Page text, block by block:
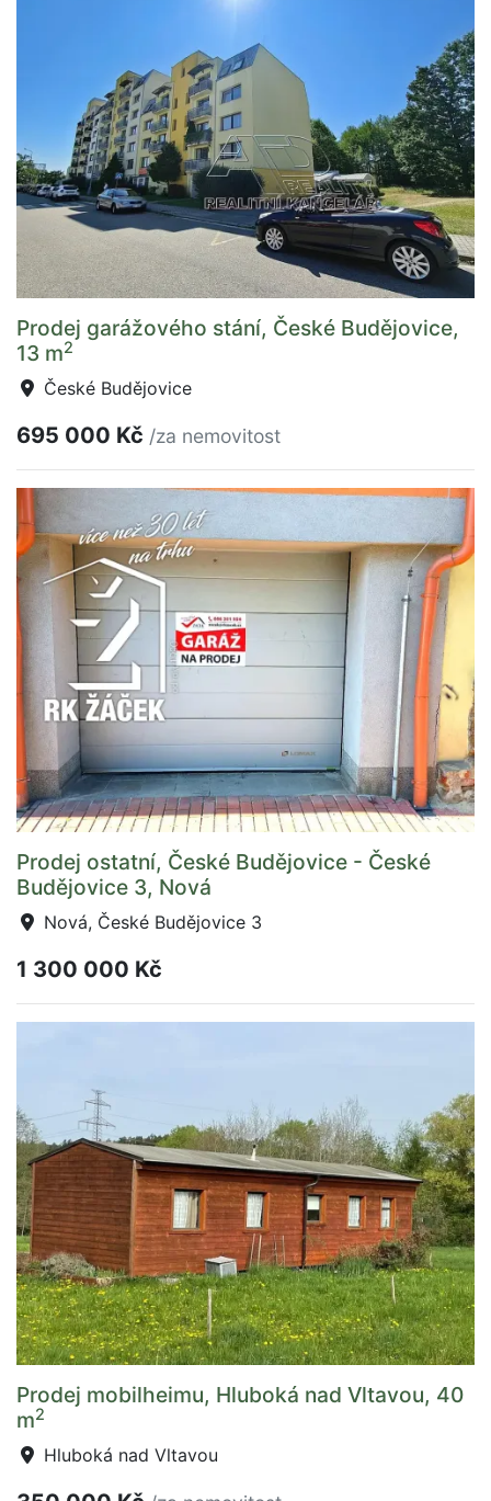
Prodej garážového stání, České Budějovice,
13 m2
České Budějovice
695 000 Kč /za nemovitost
Prodej ostatní, České Budějovice - České
Budějovice 3, Nová
Nová, České Budějovice 3
1 300 000 Kč
Prodej mobilheimu, Hluboká nad Vltavou, 40
m2
Hluboká nad Vltavou